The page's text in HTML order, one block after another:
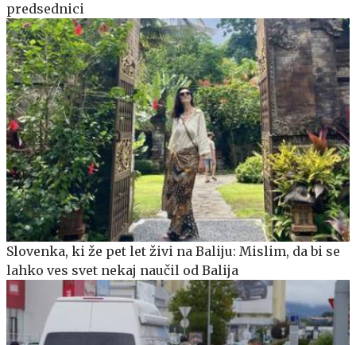
predsednici
Slovenka, ki že pet let živi na Baliju: Mislim, da bi se
lahko ves svet nekaj naučil od Balija